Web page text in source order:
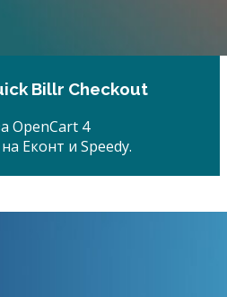
Billr Checkout
OpenCart 4
Еконт и Speedy.